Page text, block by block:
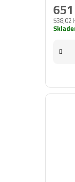
538,02